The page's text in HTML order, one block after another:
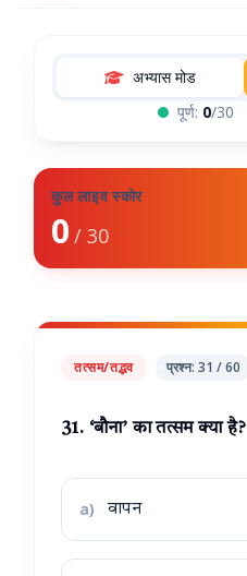
अभ्यास मोड
पूर्ण: 0/30
कुल लाइव स्कोर
0 / 30
तत्सम/तद्भव प्रश्न: 31 / 60
31. ‘बौना’ का तत्सम क्या है?
a) वापन